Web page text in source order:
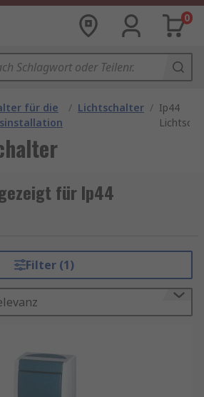
0
für die
/ Lichtschalter / Ip44
für Ip44
Filter (1)